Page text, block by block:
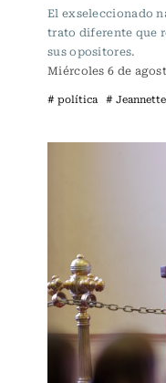
El exseleccionado
trato diferente que
sus opositores.
Miércoles 6 de
# política #